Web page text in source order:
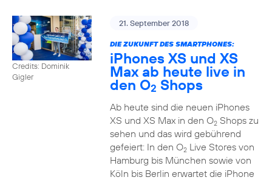
Credits: Dominik
Gigler
21. September 2018
DIE ZUKUNFT DES SMARTPHONES:
iPhones XS und XS
Max ab heute live in
den O2 Shops
Ab heute sind die neuen iPhones
XS und XS Max in den O2Shops zu
sehen und das wird gebührend
gefeiert: In den O2Live Stores von
Hamburg bis München sowie von
Köln bis Berlin erwartet die iPhone